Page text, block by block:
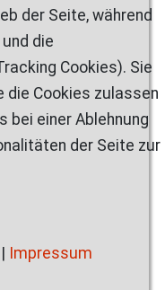
der Seite, während
die
Cookies). Sie
die Cookies zulassen
bei einer Ablehnung
der Seite zur
| Impressum